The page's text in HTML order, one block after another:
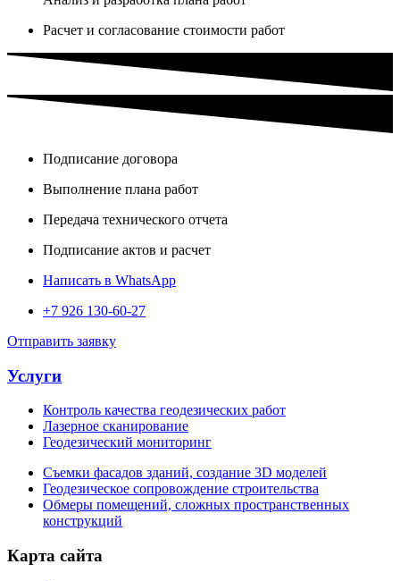
Расчет и согласование стоимости работ
Подписание договора
Выполнение плана работ
Передача технического отчета
Подписание актов и расчет
Написать в WhatsApp
+7 926 130-60-27
Отправить заявку
Услуги
Контроль качества геодезических работ
Лазерное сканирование
Геодезический мониторинг
Съемки фасадов зданий, создание 3D моделей
Геодезическое сопровождение строительства
Обмеры помещений, сложных пространственных
конструкций
Карта сайта